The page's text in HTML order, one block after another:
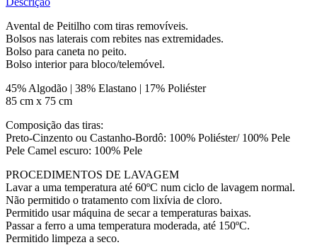
Avental de Peitilho com tiras removíveis.
Bolsos nas laterais com rebites nas extremidades.
Bolso para caneta no peito.
Bolso interior para bloco/telemóvel.
45% Algodão | 38% Elastano | 17% Poliéster
85 cm x 75 cm
Composição das tiras:
Preto-Cinzento ou Castanho-Bordô: 100% Poliéster/ 100% Pele
Pele Camel escuro: 100% Pele
PROCEDIMENTOS DE LAVAGEM
Lavar a uma temperatura até 60ºC num ciclo de lavagem normal.
Não permitido o tratamento com lixívia de cloro.
Permitido usar máquina de secar a temperaturas baixas.
Passar a ferro a uma temperatura moderada, até 150ºC.
Permitido limpeza a seco.